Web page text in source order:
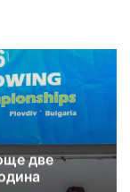
две